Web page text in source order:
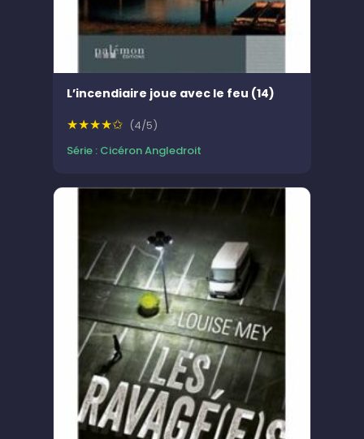
L’incendiaire joue avec le feu (14)
★★★★✩ (4/5)
Série : Cicéron Angledroit